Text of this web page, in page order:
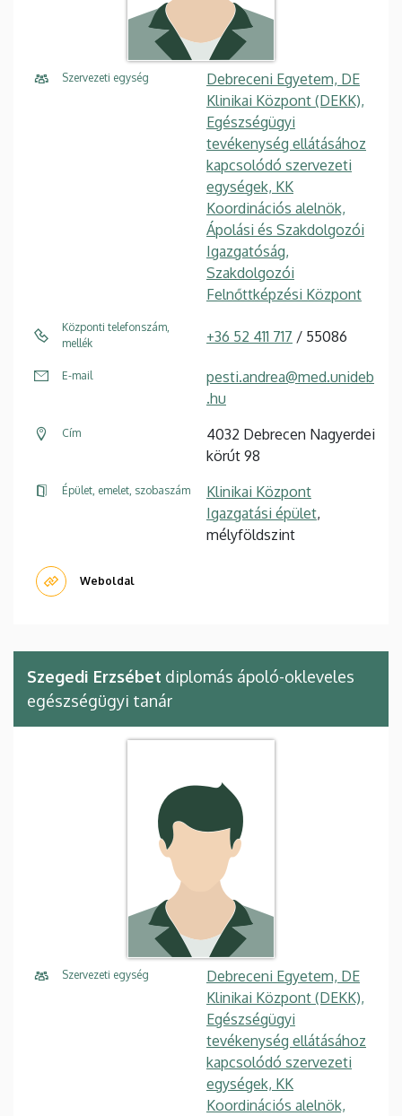
Szervezeti egység
Debreceni Egyetem, DE
Klinikai Központ (DEKK),
Egészségügyi
tevékenység ellátásához
kapcsolódó szervezeti
egységek, KK
Koordinációs alelnök,
Ápolási és Szakdolgozói
Igazgatóság,
Szakdolgozói
Felnőttképzési Központ
Központi telefonszám,
mellék
+36 52 411 717 / 55086
E-mail
pesti.andrea@med.unideb
.hu
Cím
4032 Debrecen Nagyerdei
körút 98
Épület, emelet, szobaszám
Klinikai Központ
Igazgatási épület,
mélyföldszint
Weboldal
Szegedi Erzsébet diplomás ápoló-okleveles
egészségügyi tanár
Szervezeti egység
Debreceni Egyetem, DE
Klinikai Központ (DEKK),
Egészségügyi
tevékenység ellátásához
kapcsolódó szervezeti
egységek, KK
Koordinációs alelnök,